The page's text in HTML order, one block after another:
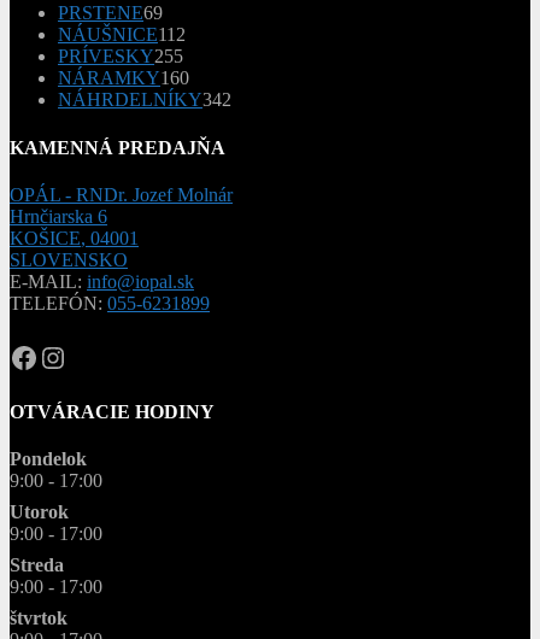
PRSTENE6969
produktov
NÁUŠNICE112
PRÍVESKY255255
produktov
NÁRAMKY160160
produktov
NÁHRDELNÍKY342
KAMENNÁ PREDAJŇA
OPÁL - RNDr. Jozef Molnár
Hrnčiarska 6
KOŠICE, 04001
SLOVENSKO
E-MAIL: info@iopal.sk
TELEFÓN: 055-6231899
OPAL.drahokamy
opal.drahokamy
OTVÁRACIE HODINY
Pondelok
9:00 - 17:00
Utorok
9:00 - 17:00
Streda
9:00 - 17:00
štvrtok